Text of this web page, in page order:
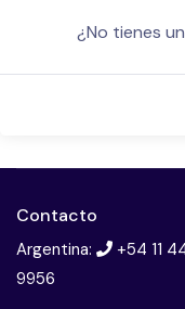
¿No tienes
Contacto
Argentina:
+54 11
9956